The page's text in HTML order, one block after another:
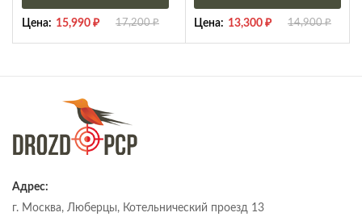
Цена: 15,990 ₽ 17,200₽ Цена: 13,300 ₽ 14,900₽
Адрес:
г. Москва, Люберцы, Котельнический проезд 13